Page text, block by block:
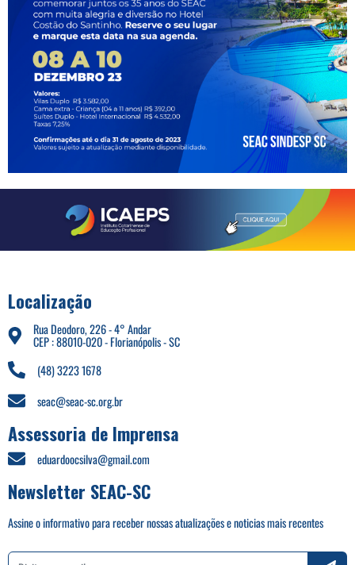
Localização
Rua Deodoro, 226 - 4° Andar
CEP : 88010-020 - Florianópolis - SC
(48) 3223 1678
seac@seac-sc.org.br
Assessoria de Imprensa
eduardoocsilva@gmail.com
Newsletter SEAC-SC
Assine o informativo para receber nossas atualizações e noticias mais recentes